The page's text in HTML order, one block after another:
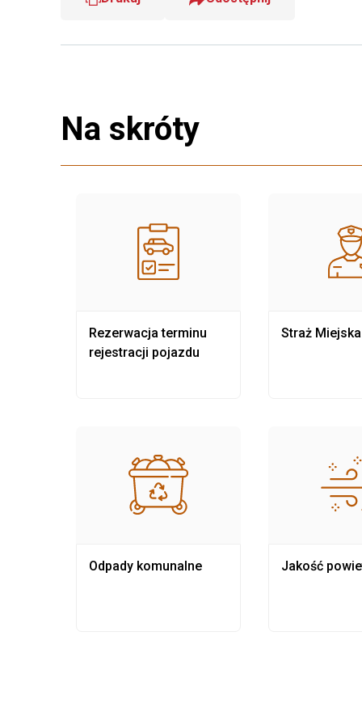
Na skróty
Rezerwacja terminu
rejestracji pojazdu
Odpady komunalne
Straż Miejska
Jakość